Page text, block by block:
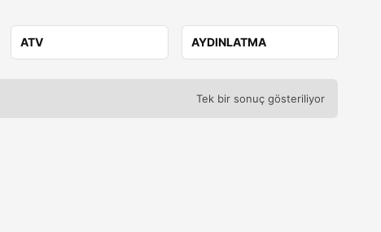
ATV AYDINLATMA
Tek bir sonuç gösteriliyor